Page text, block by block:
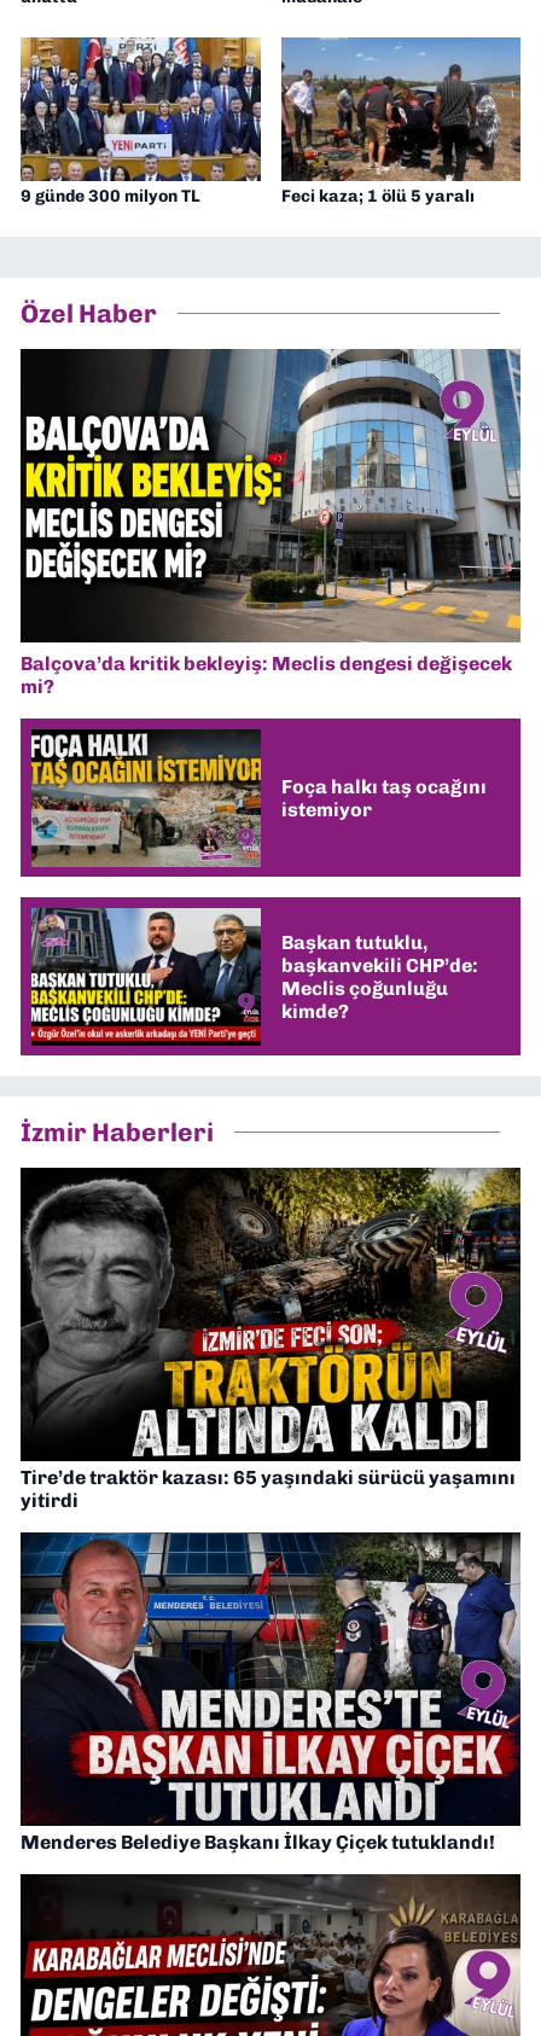
9 günde 300 milyon TL Feci kaza; 1 ölü 5 yaralı
Özel Haber
Balçova’da kritik bekleyiş: Meclis dengesi değişecek
mi?
Foça halkı taş ocağını
istemiyor
Başkan tutuklu,
başkanvekili CHP’de:
Meclis çoğunluğu
kimde?
İzmir Haberleri
Tire’de traktör kazası: 65 yaşındaki sürücü yaşamını
yitirdi
Menderes Belediye Başkanı İlkay Çiçek tutuklandı!